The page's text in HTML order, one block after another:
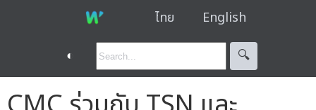
ไทย English
◐ 🔍︎